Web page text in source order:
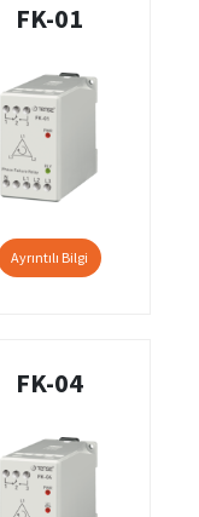
FK-01
Ayrıntılı Bilgi
FK-04